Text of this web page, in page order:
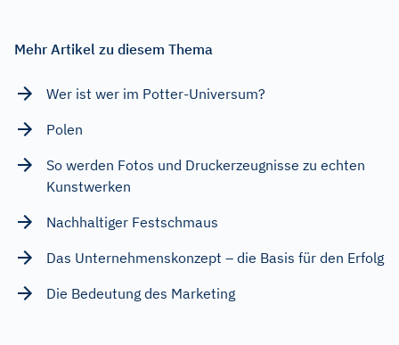
Mehr Artikel zu diesem Thema
Wer ist wer im Potter-Universum?
Polen
So werden Fotos und Druckerzeugnisse zu echten
Kunstwerken
Nachhaltiger Festschmaus
Das Unternehmenskonzept – die Basis für den Erfolg
Die Bedeutung des Marketing